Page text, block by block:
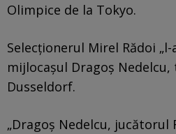
Olimpice de la Tokyo.
Selecționerul Mirel Rădoi
mijlocașul Dragoș
Dusseldorf.
„Dragoș Nedelcu, jucătorul